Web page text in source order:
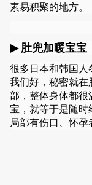
素易积聚的地方。
▶ 肚兜加暖宝宝
很多日本和韩国人
我们好，秘密就在
部，整体身体都很
宝，就等于是随时
局部有伤口、怀孕